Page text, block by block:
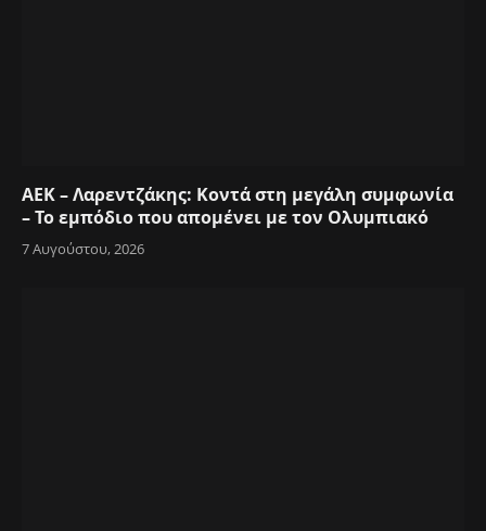
ΑΕΚ – Λαρεντζάκης: Κοντά στη μεγάλη συμφωνία
– Το εμπόδιο που απομένει με τον Ολυμπιακό
7 Αυγούστου, 2026